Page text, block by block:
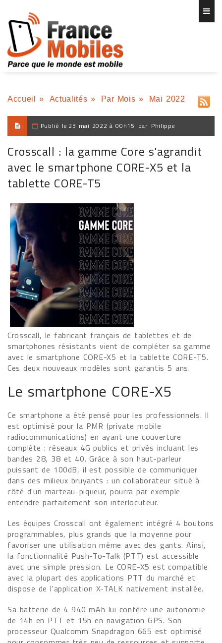
Accueil » Actualités » Par Mois » Mai 2022
Publié le 23 mai 2022 à 00h15 par Philippe
Crosscall : la gamme Core s'agrandit
avec le smartphone CORE-X5 et la
tablette CORE-T5
Crosscall, le fabricant français de tablettes et de
smartphones résistants vient de compléter sa gamme
avec le smartphone CORE-X5 et la tablette CORE-T5.
Ces deux nouveaux modèles sont garantis 5 ans.
Le smartphone CORE-X5
Ce smartphone a été pensé pour les professionnels. Il
est optimisé pour la PMR (private mobile
radiocommunications) en ayant une couverture
complète : réseaux 4G publics et privés incluant les
bandes 28, 38 et 40. Grâce à son haut-parleur
puissant de 100dB, il est possible de communiquer
dans des milieux bruyants : un collaborateur situé à
côté d'un marteau-piqueur, pourra par exemple
entendre parfaitement son interlocuteur.
Les équipes Crosscall ont également intégré 4 boutons
programmables, plus grands que la moyenne pour
favoriser une utilisation même avec des gants. Ainsi,
la fonctionnalité Push-To-Talk (PTT) est accessible
avec une simple pression. Le CORE-X5 est compatible
avec la plupart des applications PTT du marché et
dispose de l'application X-TALK nativement installée.
Sa batterie de 4 940 mAh lui confère une autonomie
de 14h en PTT et 15h en navigation GPS. Son
processeur Qualcomm Snapdragon 665 est optimisé